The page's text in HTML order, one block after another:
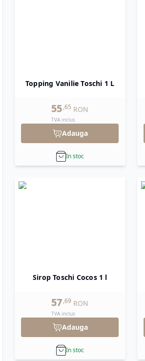
Topping Vanilie Toschi 1 L
55,65 RON
TVA inclus
Adauga
In stoc
Sirop Toschi Cocos 1 l
57,69 RON
TVA inclus
Adauga
In stoc